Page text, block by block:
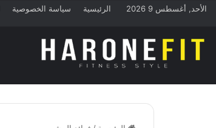
الأحد, أغسطس 9 2026 الرئيسية سياسة الخصوصية